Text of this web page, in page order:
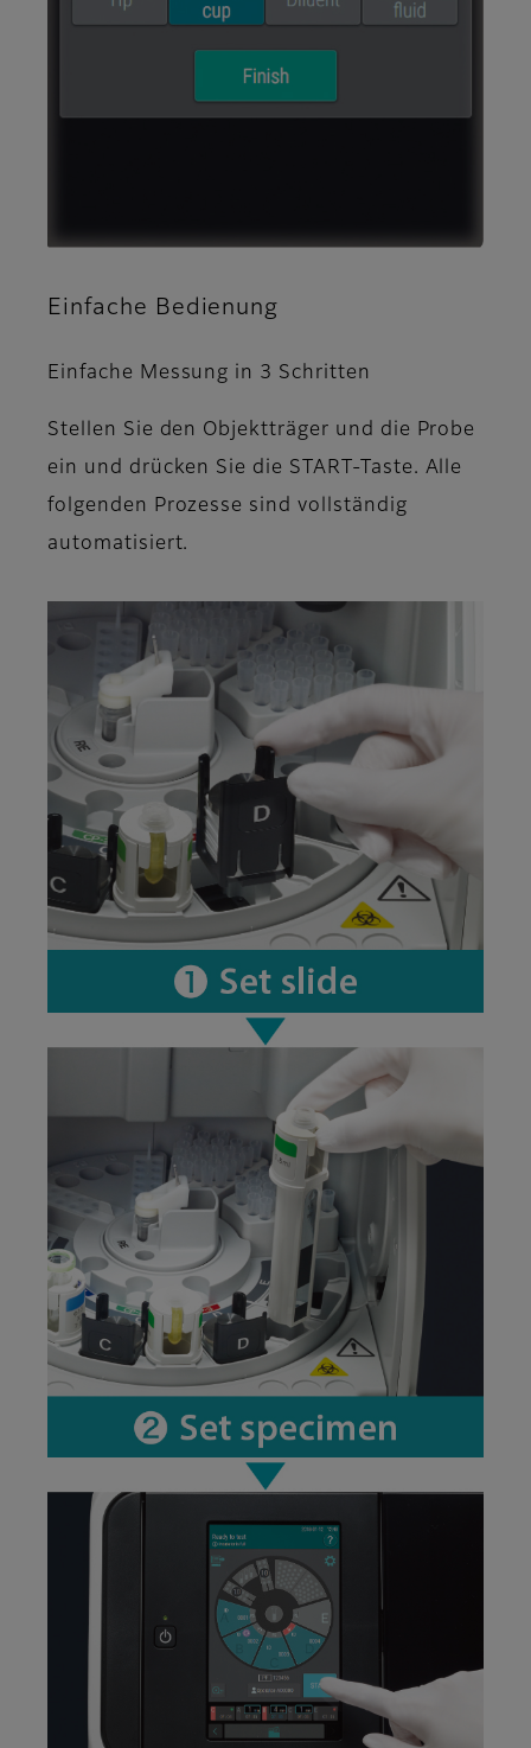
Einfache Bedienung
Einfache Messung in 3 Schritten
Stellen Sie den Objektträger und die Probe
ein und drücken Sie die START-Taste. Alle
folgenden Prozesse sind vollständig
automatisiert.